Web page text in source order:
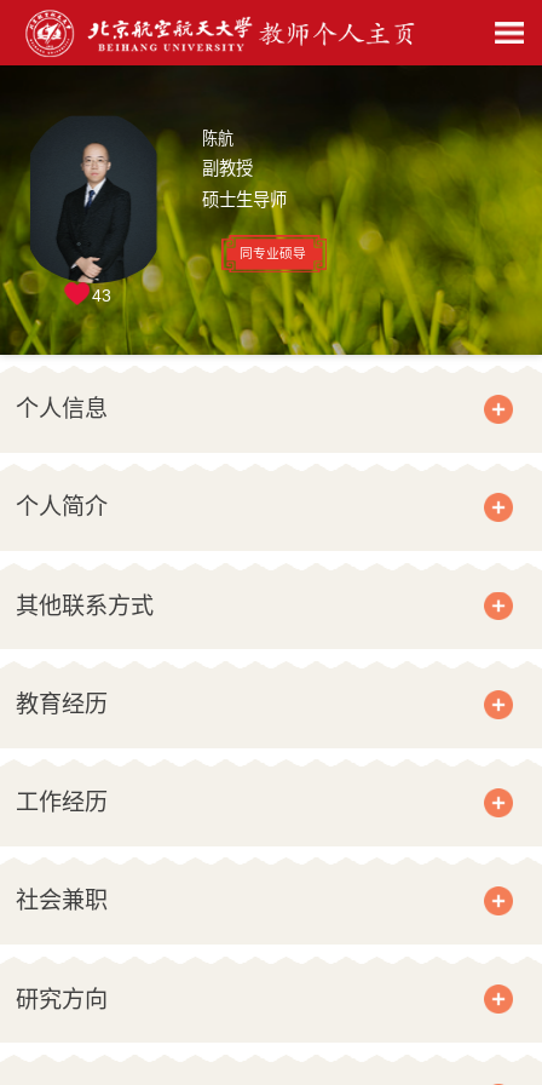
陈航
副教授
硕士生导师
同专业硕导
43
个人信息
个人简介
其他联系方式
教育经历
工作经历
社会兼职
研究方向